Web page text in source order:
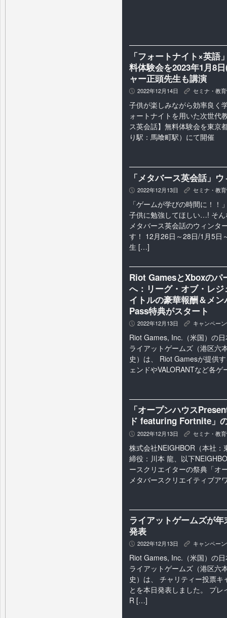
「フォートナイト×英
料体験会を2023年1月8
ャー正頭先生も講演
P 2022年12月14日 K セミナ・教
子供が楽しみながら効率良く
ォートナイトを用いた次世代
ス英会話】無料体験会を東京
り駅：馬喰町駅）にて開催
「メタバース英会話」
P 2022年12月13日 K セミナ・教
「ゲームが学びの時間に！！
子供に勉強してほしい…! そ
メタバース英会話のウィンタ
す！ 12月26日～28日/1月5日
生 […]
Riot GamesとXboxのパ
へ：リーグ・オブ・レ
イトルの豪華報酬＆メ
Pass特典がスタート
P 2022年12月13日 K キャンペー
Riot Games, Inc.（米国）の
ライアットゲームズ（港区六
史）は、 Riot Gamesが提供
ェンドやVALORANTなど各
「オープンハウス
ド featuring Fortnite」
P 2022年12月13日 K セミナ・教
株式会社NEIGHBOR（本社
締役：川本 龍、以下
ースクリエイターの祭典「オ
メタバースクリエイティブ
ライアットゲームズが
発表
P 2022年12月13日 K キャンペー
Riot Games, Inc.（米国）の
ライアットゲームズ（港区六
史）は、 チャリティー投票
とを本日発表しました。 プ
R […]